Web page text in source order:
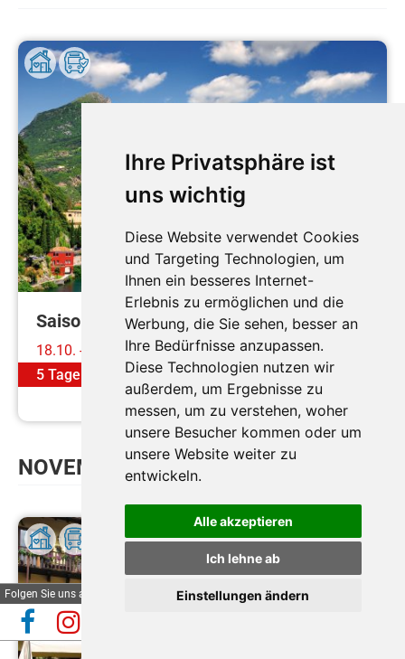
Ihre Privatsphäre ist
uns wichtig
Diese Website verwendet Cookies
und Targeting Technologien, um
Ihnen ein besseres Internet-
Erlebnis zu ermöglichen und die
Werbung, die Sie sehen, besser an
Ihre Bedürfnisse anzupassen.
Diese Technologien nutzen wir
außerdem, um Ergebnisse zu
messen, um zu verstehen, woher
unsere Besucher kommen oder um
unsere Website weiter zu
entwickeln.
Alle akzeptieren
Ich lehne ab
Einstellungen ändern
Automatische Reiseauskunft
Durchführungsgarantie
Saisonabschluss am Gardasee
18.10. - 22.10.2026
5 Tage
€ 569,-
Mehr erfahren
NOVEMBER
Folgen Sie uns auf